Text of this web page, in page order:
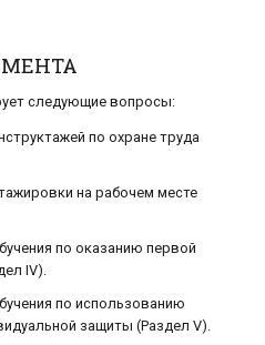
следующие вопросы:
по охране труда
на рабочем месте
по оказанию первой
IV).
по использованию
защиты (Раздел V).